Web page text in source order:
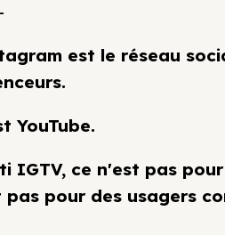
est le réseau
YouTube.
IGTV, ce n'est pas
pas pour des usagers